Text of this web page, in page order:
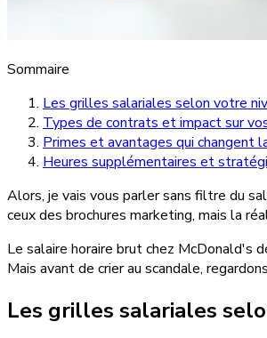
Sommaire
Les grilles salariales selon votre
Types de contrats et impact sur
Primes et avantages qui changent
Heures supplémentaires et
Alors, je vais vous parler sans filtre du
ceux des brochures marketing, mais la
Le salaire horaire brut chez McDonald's
Mais avant de crier au scandale,
Les grilles salariales